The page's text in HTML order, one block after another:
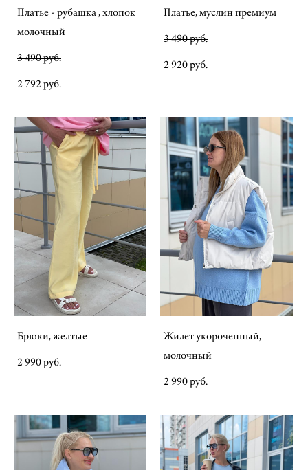
Платье - рубашка , хлопок
молочный
3 490 pуб.
2 792 pуб.
Платье, муслин премиум
3 490 pуб.
2 920 pуб.
Брюки, желтые
2 990 pуб.
Жилет укороченный,
молочный
2 990 pуб.